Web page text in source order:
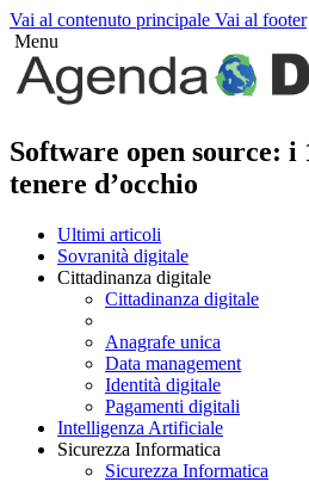
Vai al contenuto principale Vai al footer
Menu
Software open source: i
tenere d’occhio
Ultimi articoli
Sovranità digitale
Cittadinanza digitale
Cittadinanza digitale
Anagrafe unica
Data management
Identità digitale
Pagamenti digitali
Intelligenza Artificiale
Sicurezza Informatica
Sicurezza Informatica